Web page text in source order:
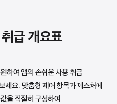
급 개요표
하여 앱의 손쉬운 사용 취급
세요. 맞춤형 제어 항목과 제스처에
을 적절히 구성하여